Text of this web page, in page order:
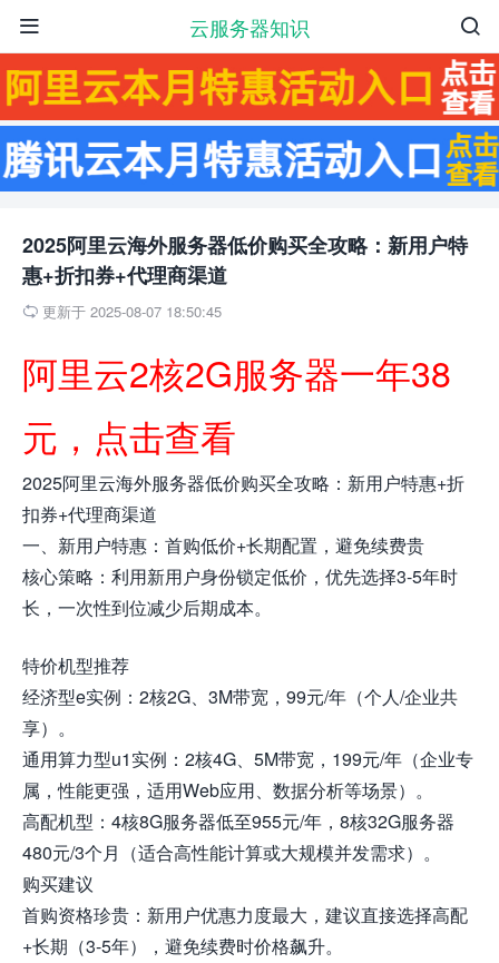
云服务器知识 

2025阿里云海外服务器低价购买全攻略：新用户特
惠+折扣券+代理商渠道
 更新于 2025-08-07 18:50:45
阿里云2核2G服务器一年38
元，点击查看
2025阿里云海外服务器低价购买全攻略：新用户特惠+折
扣券+代理商渠道
一、新用户特惠：首购低价+长期配置，避免续费贵
核心策略：利用新用户身份锁定低价，优先选择3-5年时
长，一次性到位减少后期成本。
特价机型推荐
经济型e实例：2核2G、3M带宽，99元/年（个人/企业共
享）。
通用算力型u1实例：2核4G、5M带宽，199元/年（企业专
属，性能更强，适用Web应用、数据分析等场景）。
高配机型：4核8G服务器低至955元/年，8核32G服务器
480元/3个月（适合高性能计算或大规模并发需求）。
购买建议
首购资格珍贵：新用户优惠力度最大，建议直接选择高配
+长期（3-5年），避免续费时价格飙升。